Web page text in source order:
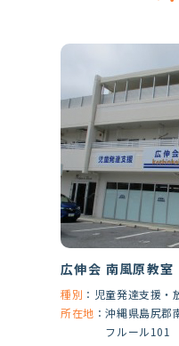
広伸会 南風原教室
種別 ： 児童発達支援・
所在地 ：沖縄県島尻郡
フルール101